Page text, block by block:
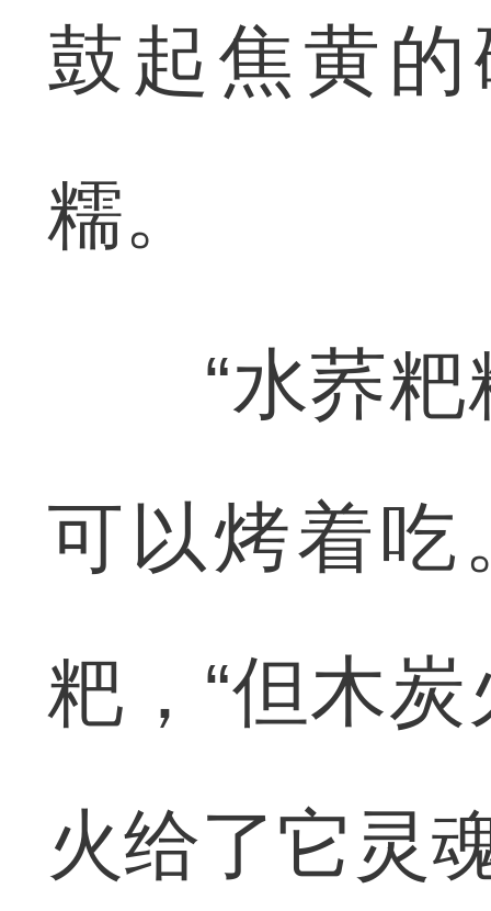
鼓起焦黄
糯。
“水荞粑
可以烤着吃
粑，“但木
火给了它灵